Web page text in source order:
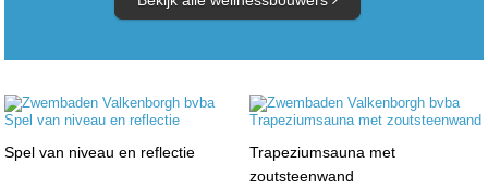
Spel van niveau en reflectie
Trapeziumsauna met
zoutsteenwand